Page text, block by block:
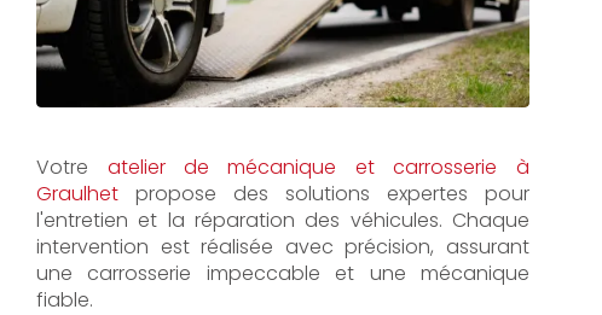
Votre atelier de mécanique et carrosserie à
Graulhet propose des solutions expertes pour
l'entretien et la réparation des véhicules. Chaque
intervention est réalisée avec précision, assurant
une carrosserie impeccable et une mécanique
fiable.